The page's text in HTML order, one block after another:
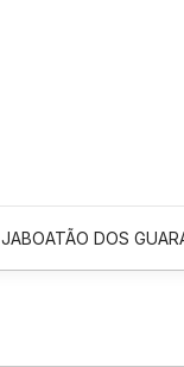
JABOATÃO DOS